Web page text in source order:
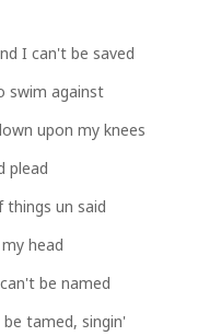
I can't be saved
swim against
upon my knees
plead
un said
head
be named
tamed, singin'